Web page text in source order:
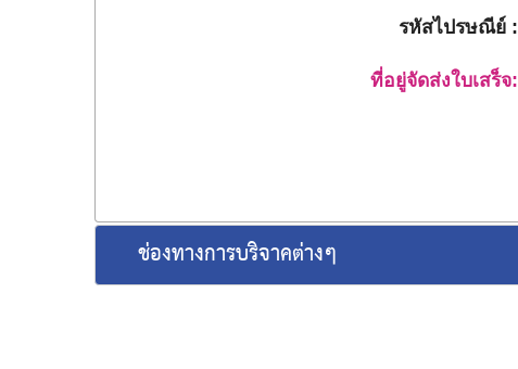
รหัสไปรษณีย์ :
ที่อยู่จัดส่งใบเสร็จ:
ช่องทางการบริจาคต่างๆ